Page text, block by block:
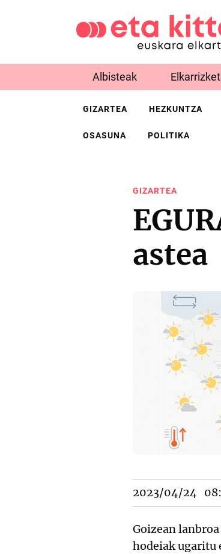
Albisteak
GIZARTEA HEZKUNTZA
OSASUNA POLITIKA
GIZARTEA
astea
2023/04/24
Goizean
hodeiak ugaritu